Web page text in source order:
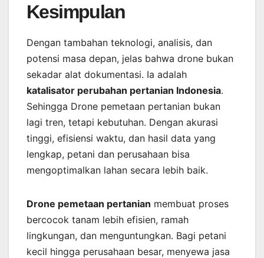
Kesimpulan
Dengan tambahan teknologi, analisis, dan
potensi masa depan, jelas bahwa drone bukan
sekadar alat dokumentasi. Ia adalah
katalisator perubahan pertanian Indonesia.
Sehingga Drone pemetaan pertanian bukan
lagi tren, tetapi kebutuhan. Dengan akurasi
tinggi, efisiensi waktu, dan hasil data yang
lengkap, petani dan perusahaan bisa
mengoptimalkan lahan secara lebih baik.
Drone pemetaan pertanian membuat proses
bercocok tanam lebih efisien, ramah
lingkungan, dan menguntungkan. Bagi petani
kecil hingga perusahaan besar, menyewa jasa